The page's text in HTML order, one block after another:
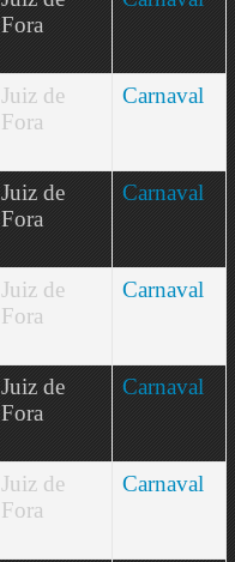
Fora
Juiz de
Fora
Carnaval
Juiz de
Fora
Carnaval
Juiz de
Fora
Carnaval
Juiz de
Fora
Carnaval
Juiz de
Fora
Carnaval